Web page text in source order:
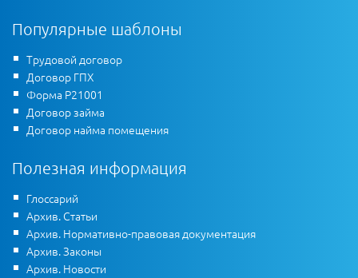
Популярные шаблоны
Трудовой договор
Договор ГПХ
Форма Р21001
Договор займа
Договор найма помещения
Полезная информация
Глоссарий
Архив. Статьи
Архив. Нормативно-правовая документация
Архив. Законы
Архив. Новости